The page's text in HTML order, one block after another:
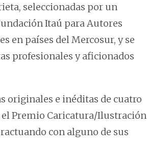
seleccionadas por un
Itaú para Autores
en países del Mercosur, y se
profesionales y aficionados
originales e inéditas de cuatro
Premio Caricatura/Ilustración
con alguno de sus